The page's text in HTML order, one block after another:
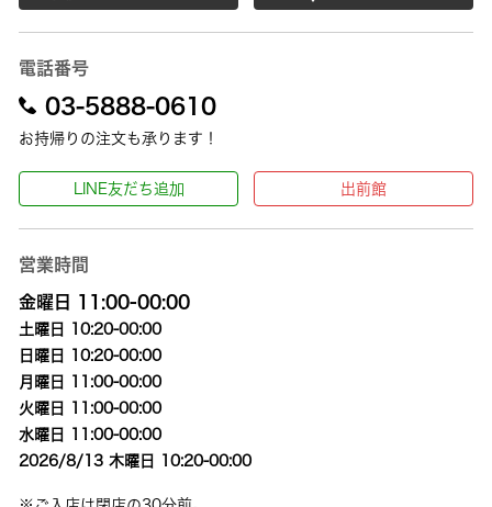
電話番号
03-5888-0610
お持帰りの注文も承ります！
LINE友だち追加 出前館
営業時間
金曜日 11:00-00:00
土曜日 10:20-00:00
日曜日 10:20-00:00
月曜日 11:00-00:00
火曜日 11:00-00:00
水曜日 11:00-00:00
2026/8/13 木曜日 10:20-00:00